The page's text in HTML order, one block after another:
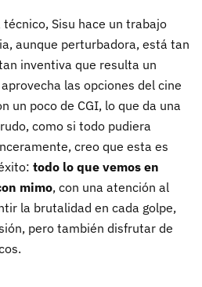
Sisu hace un trabajo
aunque perturbadora, está tan
inventiva que resulta un
las opciones del cine
un poco de CGI, lo que da una
como si todo pudiera
creo que esta es
todo lo que vemos en
mimo, con una atención al
la brutalidad en cada golpe,
pero también disfrutar de